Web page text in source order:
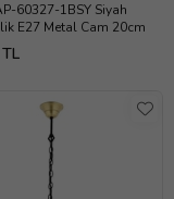
60327-1BSY Siyah
E27 Metal Cam 20cm